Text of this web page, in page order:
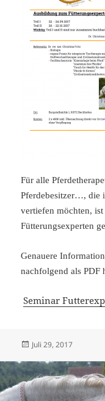
Für alle
Pferdebesitzer…, die
vertiefen möchten,
Fütterungsexperten
Genauere
nachfolgend als PDF
Seminar
Veröffentlicht
Juli 29, 2017